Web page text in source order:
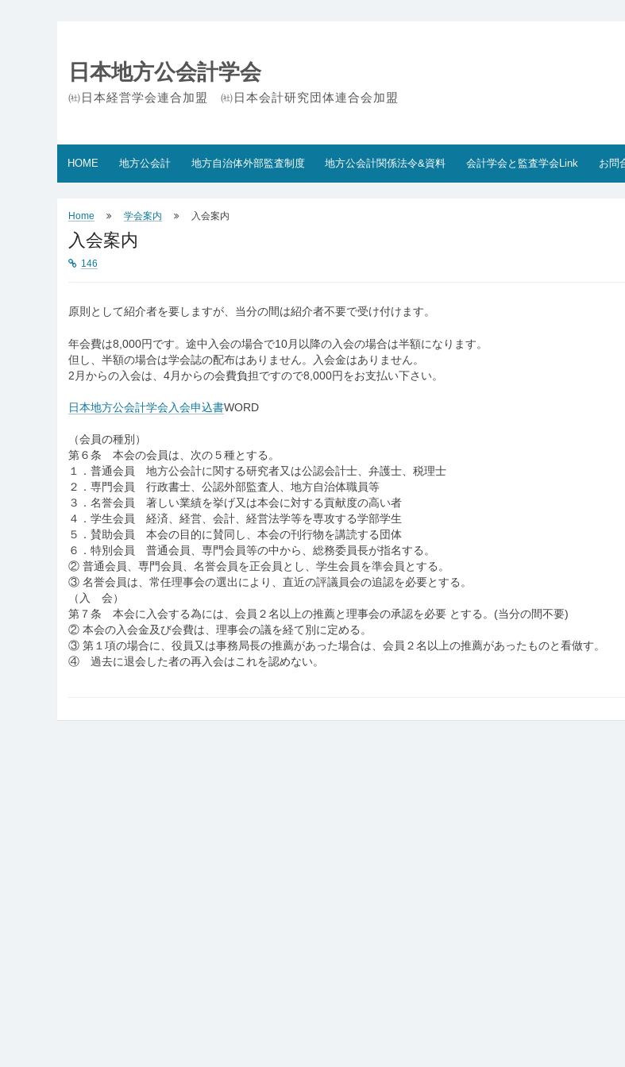
content日本地方公会計学会
㈳日本経営学会連合加盟 ㈳日本会計研究団体連合会加盟
HOME 地方公会計 地方自治体外部監査制度 地方公会計関係法令&資料 会計学会と監査学会Link お問
Home 学会案内 入会案内
入会案内
146
原則として紹介者を要しますが、当分の間は紹介者不要で受け付けます。
年会費は8,000円です。途中入会の場合で10月以降の入会の場合は半額になります。
但し、半額の場合は学会誌の配布はありません。入会金はありません。
2月からの入会は、4月からの会費負担ですので8,000円をお支払い下さい。
日本地方公会計学会入会申込書WORD
（会員の種別）
第６条 本会の会員は、次の５種とする。
１．普通会員 地方公会計に関する研究者又は公認会計士、弁護士、税理士
２．専門会員 行政書士、公認外部監査人、地方自治体職員等
３．名誉会員 著しい業績を挙げ又は本会に対する貢献度の高い者
４．学生会員 経済、経営、会計、経営法学等を専攻する学部学生
５．賛助会員 本会の目的に賛同し、本会の刊行物を講読する団体
６．特別会員 普通会員、専門会員等の中から、総務委員長が指名する。
② 普通会員、専門会員、名誉会員を正会員とし、学生会員を準会員とする。
③ 名誉会員は、常任理事会の選出により、直近の評議員会の追認を必要とする。
（入 会）
第７条 本会に入会する為には、会員２名以上の推薦と理事会の承認を必要 とする。(当分の間不要)
② 本会の入会金及び会費は、理事会の議を経て別に定める。
③ 第１項の場合に、役員又は事務局長の推薦があった場合は、会員２名以上の推薦があったものと看做す。
④ 過去に退会した者の再入会はこれを認めない。